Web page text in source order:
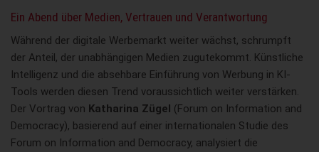
Ein Abend über Medien, Vertrauen und Verantwortung
Während der digitale Werbemarkt weiter wächst, schrumpft
der Anteil, der unabhängigen Medien zugutekommt. Künstliche
Intelligenz und die absehbare Einführung von Werbung in KI-
Tools werden diesen Trend voraussichtlich weiter verstärken.
Der Vortrag von Katharina Zügel (Forum on Information and
Democracy), basierend auf einer internationalen Studie des
Forum on Information and Democracy, analysiert die